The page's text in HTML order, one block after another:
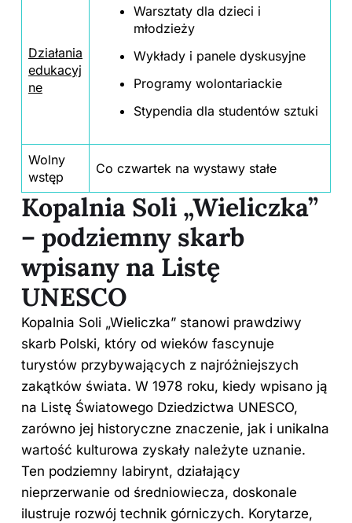
Działania
edukacyj
ne
Warsztaty dla dzieci i
młodzieży
Wykłady i panele dyskusyjne
Programy wolontariackie
Stypendia dla studentów sztuki
Wolny
wstęp
Co czwartek na wystawy stałe
Kopalnia Soli „Wieliczka”
– podziemny skarb
wpisany na Listę
UNESCO
Kopalnia Soli „Wieliczka” stanowi prawdziwy
skarb Polski, który od wieków fascynuje
turystów przybywających z najróżniejszych
zakątków świata. W 1978 roku, kiedy wpisano ją
na Listę Światowego Dziedzictwa UNESCO,
zarówno jej historyczne znaczenie, jak i unikalna
wartość kulturowa zyskały należyte uznanie.
Ten podziemny labirynt, działający
nieprzerwanie od średniowiecza, doskonale
ilustruje rozwój technik górniczych. Korytarze,